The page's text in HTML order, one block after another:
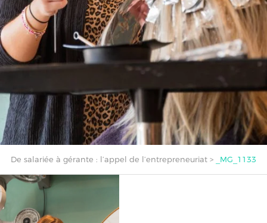
De salariée à gérante : l’appel de l’entrepreneuriat > _MG_1133